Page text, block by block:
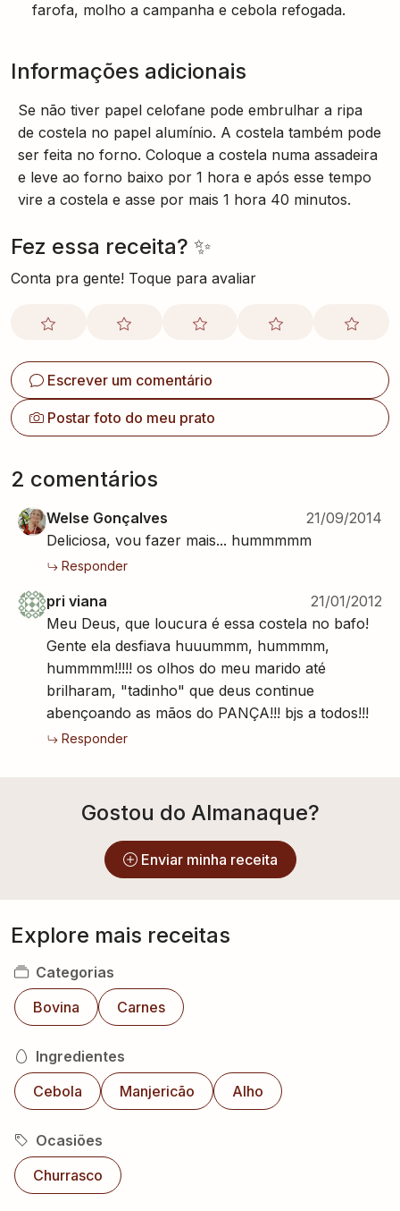
farofa, molho a campanha e cebola refogada.
Informações adicionais
Se não tiver papel celofane pode embrulhar a ripa
de costela no papel alumínio. A costela também pode
ser feita no forno. Coloque a costela numa assadeira
e leve ao forno baixo por 1 hora e após esse tempo
vire a costela e asse por mais 1 hora 40 minutos.
Fez essa receita? ✨
Conta pra gente! Toque para avaliar
Escrever um comentário
Postar foto do meu prato
2 comentários
Welse Gonçalves
21/09/2014
Deliciosa, vou fazer mais... hummmmm
Responder
pri viana
21/01/2012
Meu Deus, que loucura é essa costela no bafo!
Gente ela desfiava huuummm, hummmm,
hummmm!!!!! os olhos do meu marido até
brilharam, "tadinho" que deus continue
abençoando as mãos do PANÇA!!! bjs a todos!!!
Responder
Gostou do Almanaque?
Enviar minha receita
Explore mais receitas
Categorias
Bovina
Carnes
Ingredientes
Cebola
Manjericão Alho
Ocasiões
Churrasco